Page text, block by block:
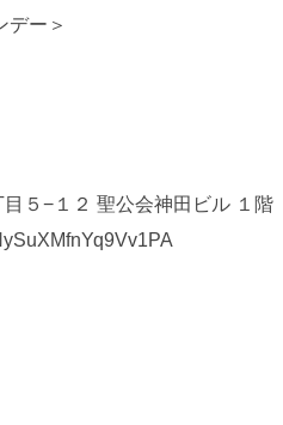
ー＞
−１２ 聖公会神田ビル １階